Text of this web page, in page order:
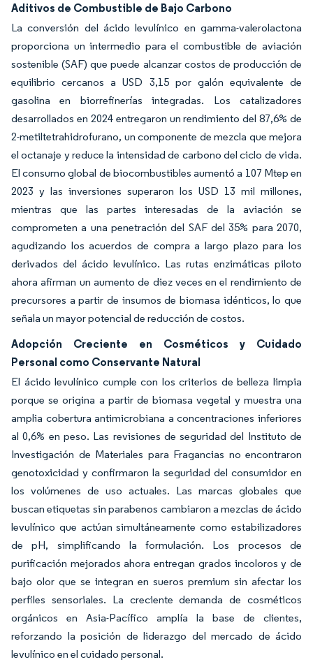
Aditivos de Combustible de Bajo Carbono
La conversión del ácido levulínico en gamma-valerolactona
proporciona un intermedio para el combustible de aviación
sostenible (SAF) que puede alcanzar costos de producción de
equilibrio cercanos a USD 3,15 por galón equivalente de
gasolina en biorrefinerías integradas. Los catalizadores
desarrollados en 2024 entregaron un rendimiento del 87,6% de
2-metiltetrahidrofurano, un componente de mezcla que mejora
el octanaje y reduce la intensidad de carbono del ciclo de vida.
El consumo global de biocombustibles aumentó a 107 Mtep en
2023 y las inversiones superaron los USD 13 mil millones,
mientras que las partes interesadas de la aviación se
comprometen a una penetración del SAF del 35% para 2070,
agudizando los acuerdos de compra a largo plazo para los
derivados del ácido levulínico. Las rutas enzimáticas piloto
ahora afirman un aumento de diez veces en el rendimiento de
precursores a partir de insumos de biomasa idénticos, lo que
señala un mayor potencial de reducción de costos.
Adopción Creciente en Cosméticos y Cuidado
Personal como Conservante Natural
El ácido levulínico cumple con los criterios de belleza limpia
porque se origina a partir de biomasa vegetal y muestra una
amplia cobertura antimicrobiana a concentraciones inferiores
al 0,6% en peso. Las revisiones de seguridad del Instituto de
Investigación de Materiales para Fragancias no encontraron
genotoxicidad y confirmaron la seguridad del consumidor en
los volúmenes de uso actuales. Las marcas globales que
buscan etiquetas sin parabenos cambiaron a mezclas de ácido
levulínico que actúan simultáneamente como estabilizadores
de pH, simplificando la formulación. Los procesos de
purificación mejorados ahora entregan grados incoloros y de
bajo olor que se integran en sueros premium sin afectar los
perfiles sensoriales. La creciente demanda de cosméticos
orgánicos en Asia-Pacífico amplía la base de clientes,
reforzando la posición de liderazgo del mercado de ácido
levulínico en el cuidado personal.